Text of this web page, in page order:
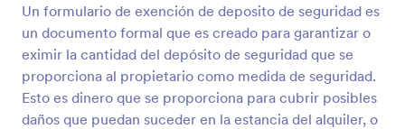
Un formulario de exención de deposito de seguridad es
un documento formal que es creado para garantizar o
eximir la cantidad del depósito de seguridad que se
proporciona al propietario como medida de seguridad.
Esto es dinero que se proporciona para cubrir posibles
daños que puedan suceder en la estancia del alquiler, o
Vista previa